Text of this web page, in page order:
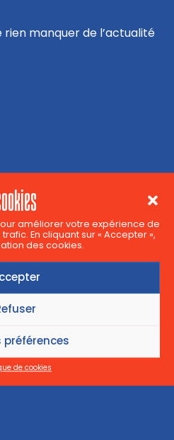
améliorer votre expérience de
En cliquant sur « Accepter »,
des cookies.
préférences
de cookies
manquer de l’actualité
Ernest